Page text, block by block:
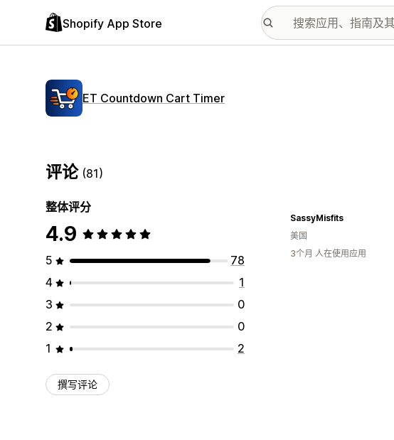
Shopify App Store
ET Countdown Cart Timer
评论 (81)
整体评分
4.9
5
78
4
1
3
0
2
0
1
2
撰写评论
SassyMisfits
美国
3个月 人在使用应用